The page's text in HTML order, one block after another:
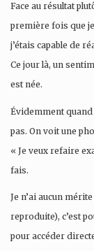
Face au résultat
première fois que
j’étais capable de
Ce jour là, un
est née.
Évidemment
pas. On voit une
« Je veux refaire
fais.
Je n’ai aucun
reproduite), c’est
pour accéder